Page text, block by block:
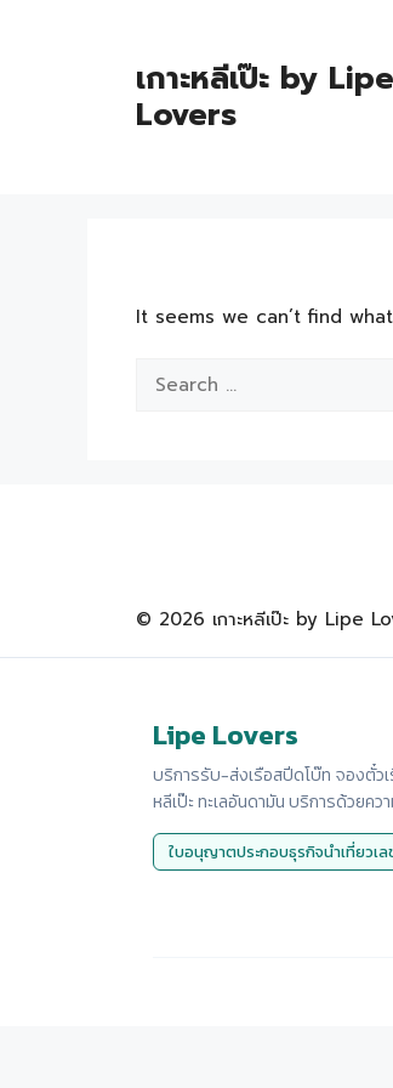
เกาะหลีเป๊ะ by Lipe
Lovers
It seems we can’t find
© 2026 เกาะหลีเป๊ะ by Lipe
Lipe Lovers
บริการรับ-ส่งเรือสปีดโบ๊ท จองตั๋วเ
หลีเป๊ะ ทะเลอันดามัน บริการด้วยคว
ใบอนุญาตประกอบธุรกิจนำเที่ยวเ